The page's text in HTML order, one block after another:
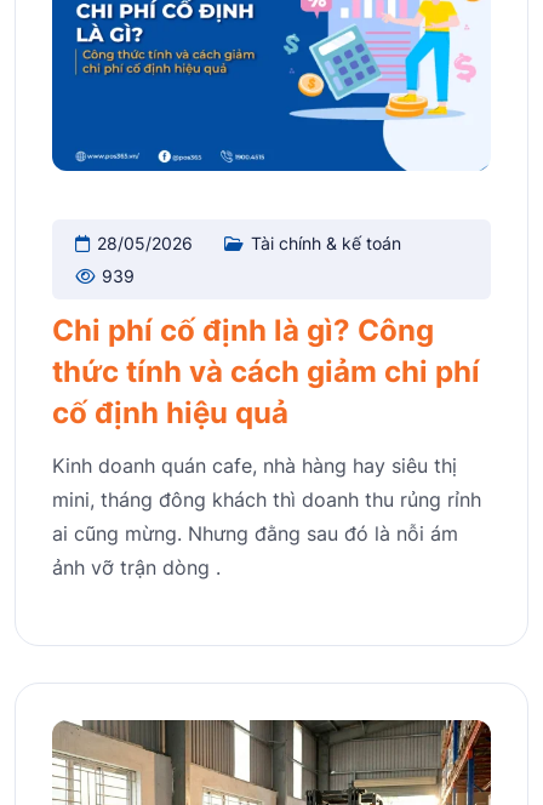
28/05/2026
Tài chính & kế toán
939
Chi phí cố định là gì? Công
thức tính và cách giảm chi phí
cố định hiệu quả
Kinh doanh quán cafe, nhà hàng hay siêu thị
mini, tháng đông khách thì doanh thu rủng rỉnh
ai cũng mừng. Nhưng đằng sau đó là nỗi ám
ảnh vỡ trận dòng .